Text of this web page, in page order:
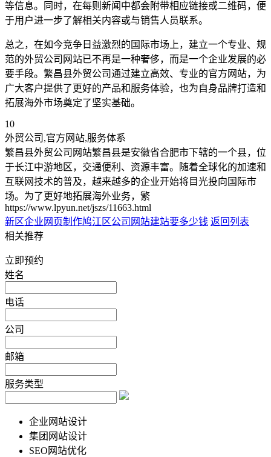
等信息。同时，在每则新闻中都会附带相应链接或二维码，便
于用户进一步了解相关内容或与销售人员联系。
总之，在如今竞争日益激烈的国际市场上，建立一个专业、规
范的外贸公司网站已不再是一种奢侈，而是一个企业发展的必
要手段。繁昌县外贸公司通过建立高效、专业的官方网站，为
广大客户提供了更好的产品和服务体验，也为自身品牌打造和
拓展海外市场奠定了坚实基础。
10
外贸公司,官方网站,服务体系
繁昌县外贸公司网站繁昌县是安徽省合肥市下辖的一个县，位
于长江中游地区，交通便利、资源丰富。随着全球化的加速和
互联网技术的普及，越来越多的企业开始将目光投向国际市
场。为了更好地拓展海外业务，繁
https://www.lpyun.net/jszs/11663.html
新区企业网页制作鸠江区公司网站建站要多少钱 返回列表
相关推荐
立即预约
姓名
电话
公司
邮箱
服务类型
企业网站设计
集团网站设计
SEO网站优化